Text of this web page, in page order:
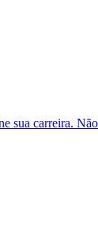
sua carreira.